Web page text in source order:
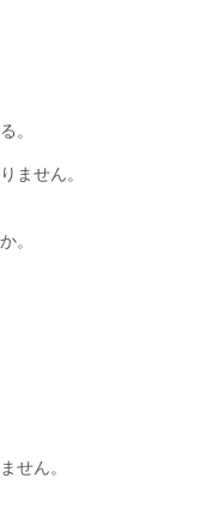
。
ません。
。
せん。